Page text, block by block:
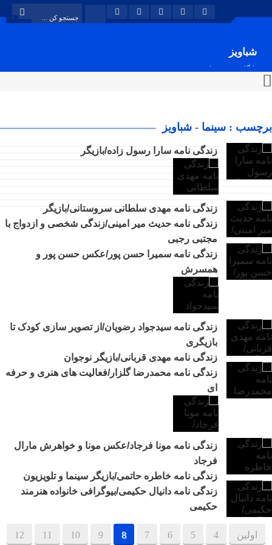
شباویز
پایگاه خبری شباویز
برچسب : سینما - شباویز
زندگی نامه سارا رسول زاده/بازیگر
زندگی نامه مهدی سلطانی سروستانی/بازیگر
زندگی نامه حدیث میر امینی/زندگی شخصی و ازدواج با
مجتبی رجبی
زندگی نامه سمیرا حسن پور/عکس حسن پور و
همسرش
زندگی نامه سیدجواد رضویان/از تصویر سازی کودک تا
بازیگری
زندگی نامه مهدی قربانی/بازیگر نوجوان
زندگی نامه محمدرضا گلزار/فعالیت های هنری و حرفه
ای
زندگی نامه مونا فرجاد/عکس مونا و خواهرش مارال
فرجاد
زندگی نامه خاطره حاتمی/بازیگر سینما و تلویزیون
زندگی نامه دانیال حکیمی/بیوگرافی خانواده هنرمند
حکیمی
اولین 4
5
6
7
8
9
10
11
12